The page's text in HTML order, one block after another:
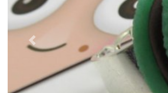
Précédent